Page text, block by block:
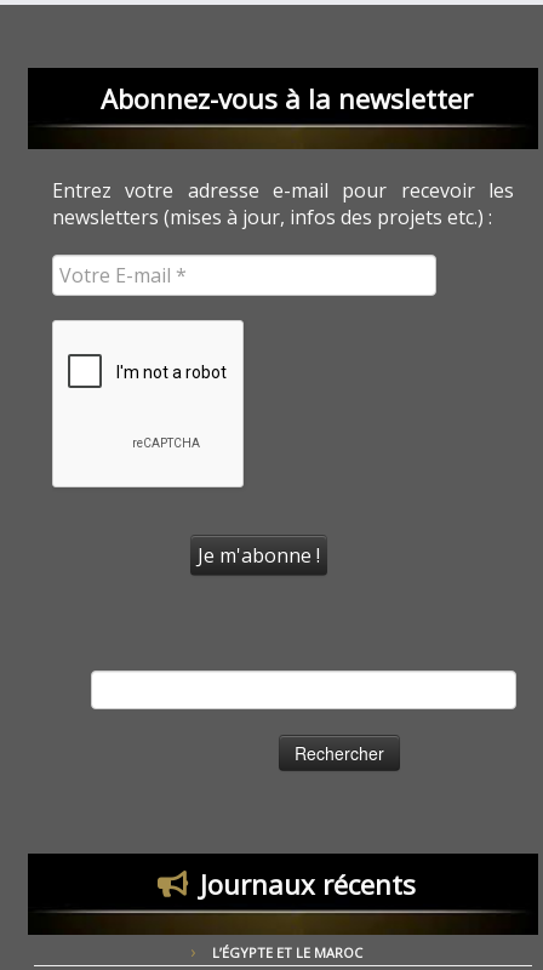
Abonnez-vous à la newsletter
Entrez votre adresse e-mail pour recevoir les
newsletters (mises à jour, infos des projets etc.) :
Journaux récents
L’ÉGYPTE ET LE MAROC